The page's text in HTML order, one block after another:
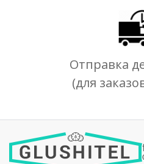
Отправка
(для